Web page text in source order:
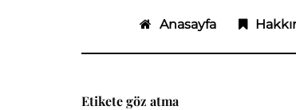
Anasayfa
Etikete göz atma